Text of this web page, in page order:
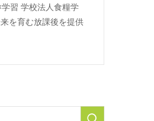
習 学校法人食糧学
を育む放課後を提供